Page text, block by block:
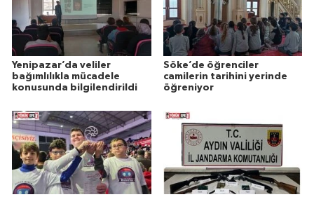
Yenipazar’da veliler
bağımlılıkla mücadele
konusunda bilgilendirildi
Söke’de öğrenciler
camilerin tarihini yerinde
öğreniyor